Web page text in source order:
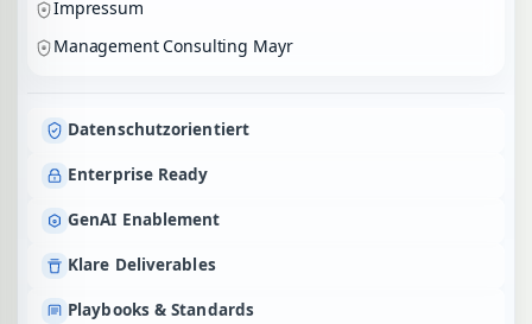
Impressum
Management Consulting Mayr
Datenschutzorientiert
Enterprise Ready
GenAI Enablement
Klare Deliverables
Playbooks & Standards